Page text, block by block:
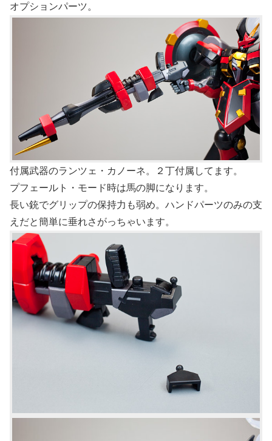
オプションパーツ。
付属武器のランツェ・カノーネ。２丁付属してます。
プフェールト・モード時は馬の脚になります。
長い銃でグリップの保持力も弱め。ハンドパーツのみの支
えだと簡単に垂れさがっちゃいます。